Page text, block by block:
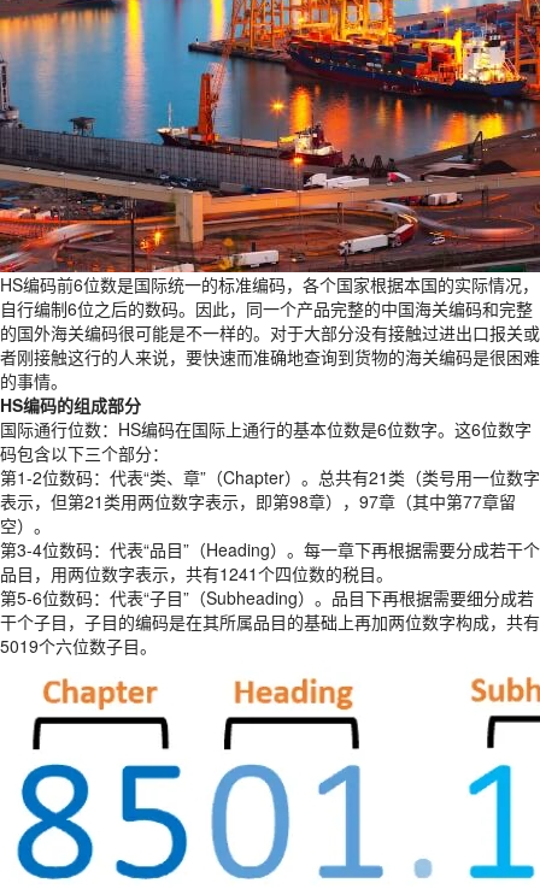
HS编码前6位数是国际统⼀的标准编码，各个国家根据本国的实际情况，
自行编制6位之后的数码。因此，同一个产品完整的中国海关编码和完整
的国外海关编码很可能是不⼀样的。对于大部分没有接触过进出口报关或
者刚接触这行的人来说，要快速而准确地查询到货物的海关编码是很困难
的事情。
HS编码的组成部分
国际通行位数：HS编码在国际上通行的基本位数是6位数字。这6位数字
码包含以下三个部分：
第1-2位数码：代表“类、章”（Chapter）。总共有21类（类号用一位数字
表示，但第21类用两位数字表示，即第98章），97章（其中第77章留
空）。
第3-4位数码：代表“品目”（Heading）。每一章下再根据需要分成若干个
品目，用两位数字表示，共有1241个四位数的税目。
第5-6位数码：代表“子目”（Subheading）。品目下再根据需要细分成若
干个子目，子目的编码是在其所属品目的基础上再加两位数字构成，共有
5019个六位数子目。